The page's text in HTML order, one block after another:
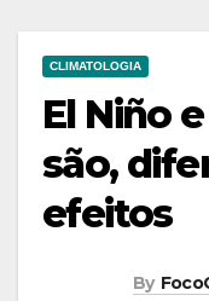
CLIMATOLOGIA
El Niño
são,
efeitos
By